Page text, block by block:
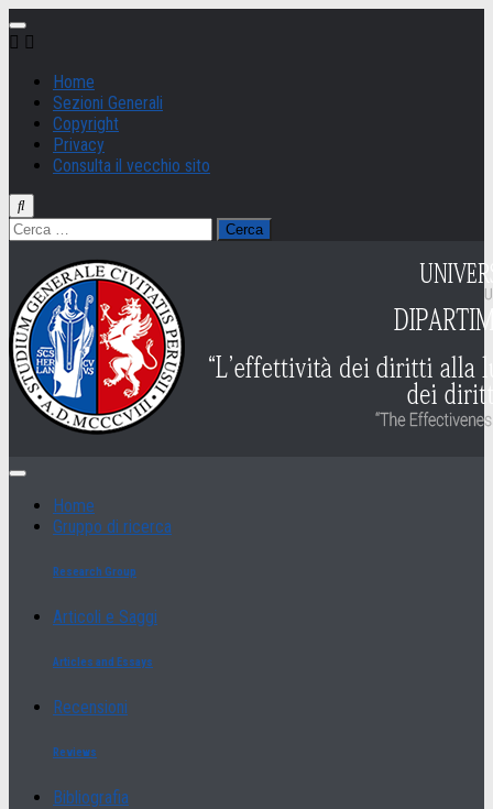
Salta
al
Home
Sezioni Generali
Copyright
Privacy
Consulta il vecchio sito
Ricerca
per:
Home
Gruppo di ricerca
Research Group
Articoli e Saggi
Articles and Essays
Recensioni
Reviews
Bibliografia